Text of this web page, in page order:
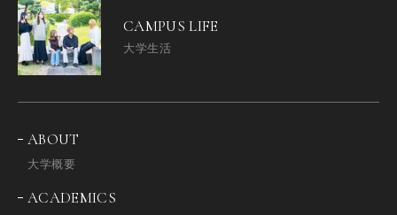
CAMPUS LIFE
大学生活
ABOUT
大学概要
ACADEMICS